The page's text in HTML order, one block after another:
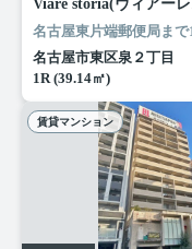
Viare storia(ヴィアー
名古屋市東区泉２丁目
1R (39.14㎡)
賃貸マンション